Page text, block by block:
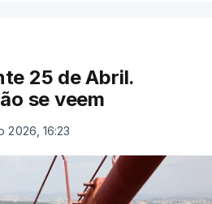
25 de Abril.
se veem
2026, 16:23